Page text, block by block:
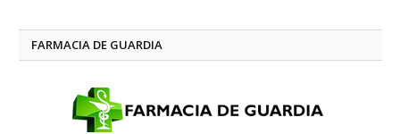
FARMACIA DE GUARDIA